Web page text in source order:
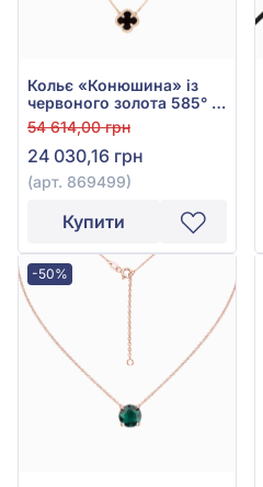
Кольє «Конюшина» із
червоного золота 585° з
Чорним Агатом, арт.
869499
54 614,00 грн
24 030,16 грн
(арт. 869499)
Купити
-50%